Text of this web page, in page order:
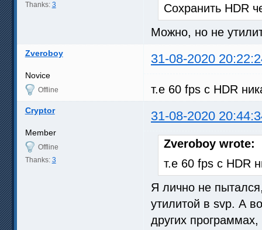
Thanks: 3
Сохранить HDR
Можно, но не
Zveroboy 31-08-2020
Novice
Offline т.е 60 fps c HDR
Cryptor 31-08-2020
Member
Offline
Thanks: 3
Zveroboy wrote:
т.е 60 fps c HDR
Я лично не
утилитой в svp. А
других программах,